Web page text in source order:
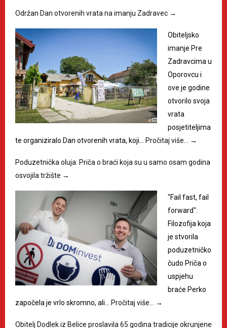
Održan Dan otvorenih vrata na imanju Zadravec →
Obiteljsko
imanje Pre
Zadravcima u
Oporovcu i
ove je godine
otvorilo svoja
vrata
posjetiteljima
te organiziralo Dan otvorenih vrata, koji…
Pročitaj više… →
Poduzetnička oluja: Priča o braći koja su u samo osam godina
osvojila tržište →
"Fail fast, fail
forward":
Filozofija koja
je stvorila
poduzetničko
čudo Priča o
uspjehu
braće Perko
započela je vrlo skromno, ali…
Pročitaj više… →
Obitelj Dodlek iz Belice proslavila 65 godina tradicije okrunjene